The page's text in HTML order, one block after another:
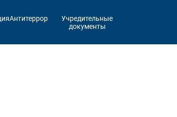
Антитеррор
Учредительные
документы